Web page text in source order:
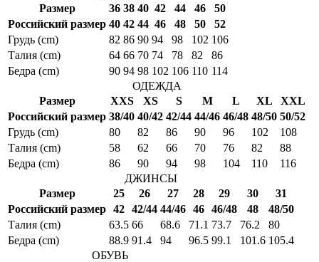
Размер
36 38 40 42 44 46
50
Российский размер 40 42 44 46 48 50
52
Грудь (cm)
82 86 90 94 98 102 106
Талия (cm)
64 66 70 74 78 82
86
Бедра (cm)
90 94 98 102 106 110 114
ОДЕЖДА
Размер
XXS XS S M L XL
XXL
Российский размер 38/40 40/42 42/44 44/46 46/48 48/50 50/52
Грудь (cm)
80 82 86 90 96 102
108
Талия (cm)
58 62 66 70 76 82
88
Бедра (cm)
86 90 94 98 104 110
116
ДЖИНСЫ
Размер
25 26 27 28 29 30
31
Российский размер 42 42/44 44/46 46 46/48 48
48/50
Талия (cm)
63.5 66 68.6 71.1 73.7 76.2
80
Бедра (cm)
88.9 91.4 94 96.5 99.1 101.6 105.4
ОБУВЬ